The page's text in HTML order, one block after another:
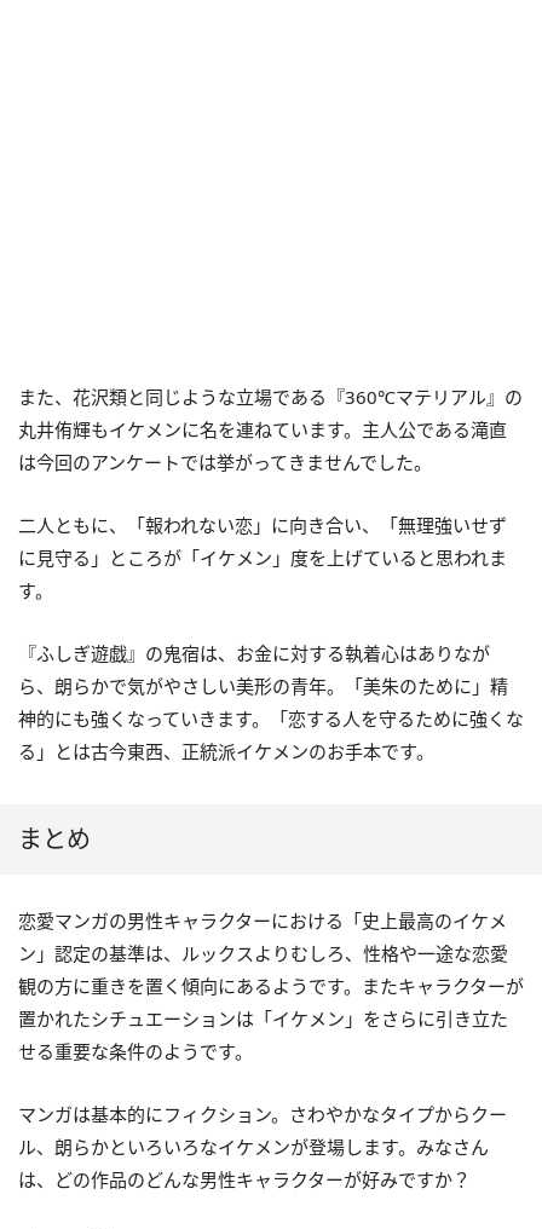
また、花沢類と同じような立場である『360℃マテリアル』の
丸井侑輝もイケメンに名を連ねています。主人公である滝直
は今回のアンケートでは挙がってきませんでした。
二人ともに、「報われない恋」に向き合い、「無理強いせず
に見守る」ところが「イケメン」度を上げていると思われま
す。
『ふしぎ遊戯』の鬼宿は、お金に対する執着心はありなが
ら、朗らかで気がやさしい美形の青年。「美朱のために」精
神的にも強くなっていきます。「恋する人を守るために強くな
る」とは古今東西、正統派イケメンのお手本です。
まとめ
恋愛マンガの男性キャラクターにおける「史上最高のイケメ
ン」認定の基準は、ルックスよりむしろ、性格や一途な恋愛
観の方に重きを置く傾向にあるようです。またキャラクターが
置かれたシチュエーションは「イケメン」をさらに引き立た
せる重要な条件のようです。
マンガは基本的にフィクション。さわやかなタイプからクー
ル、朗らかといろいろなイケメンが登場します。みなさん
は、どの作品のどんな男性キャラクターが好みですか？